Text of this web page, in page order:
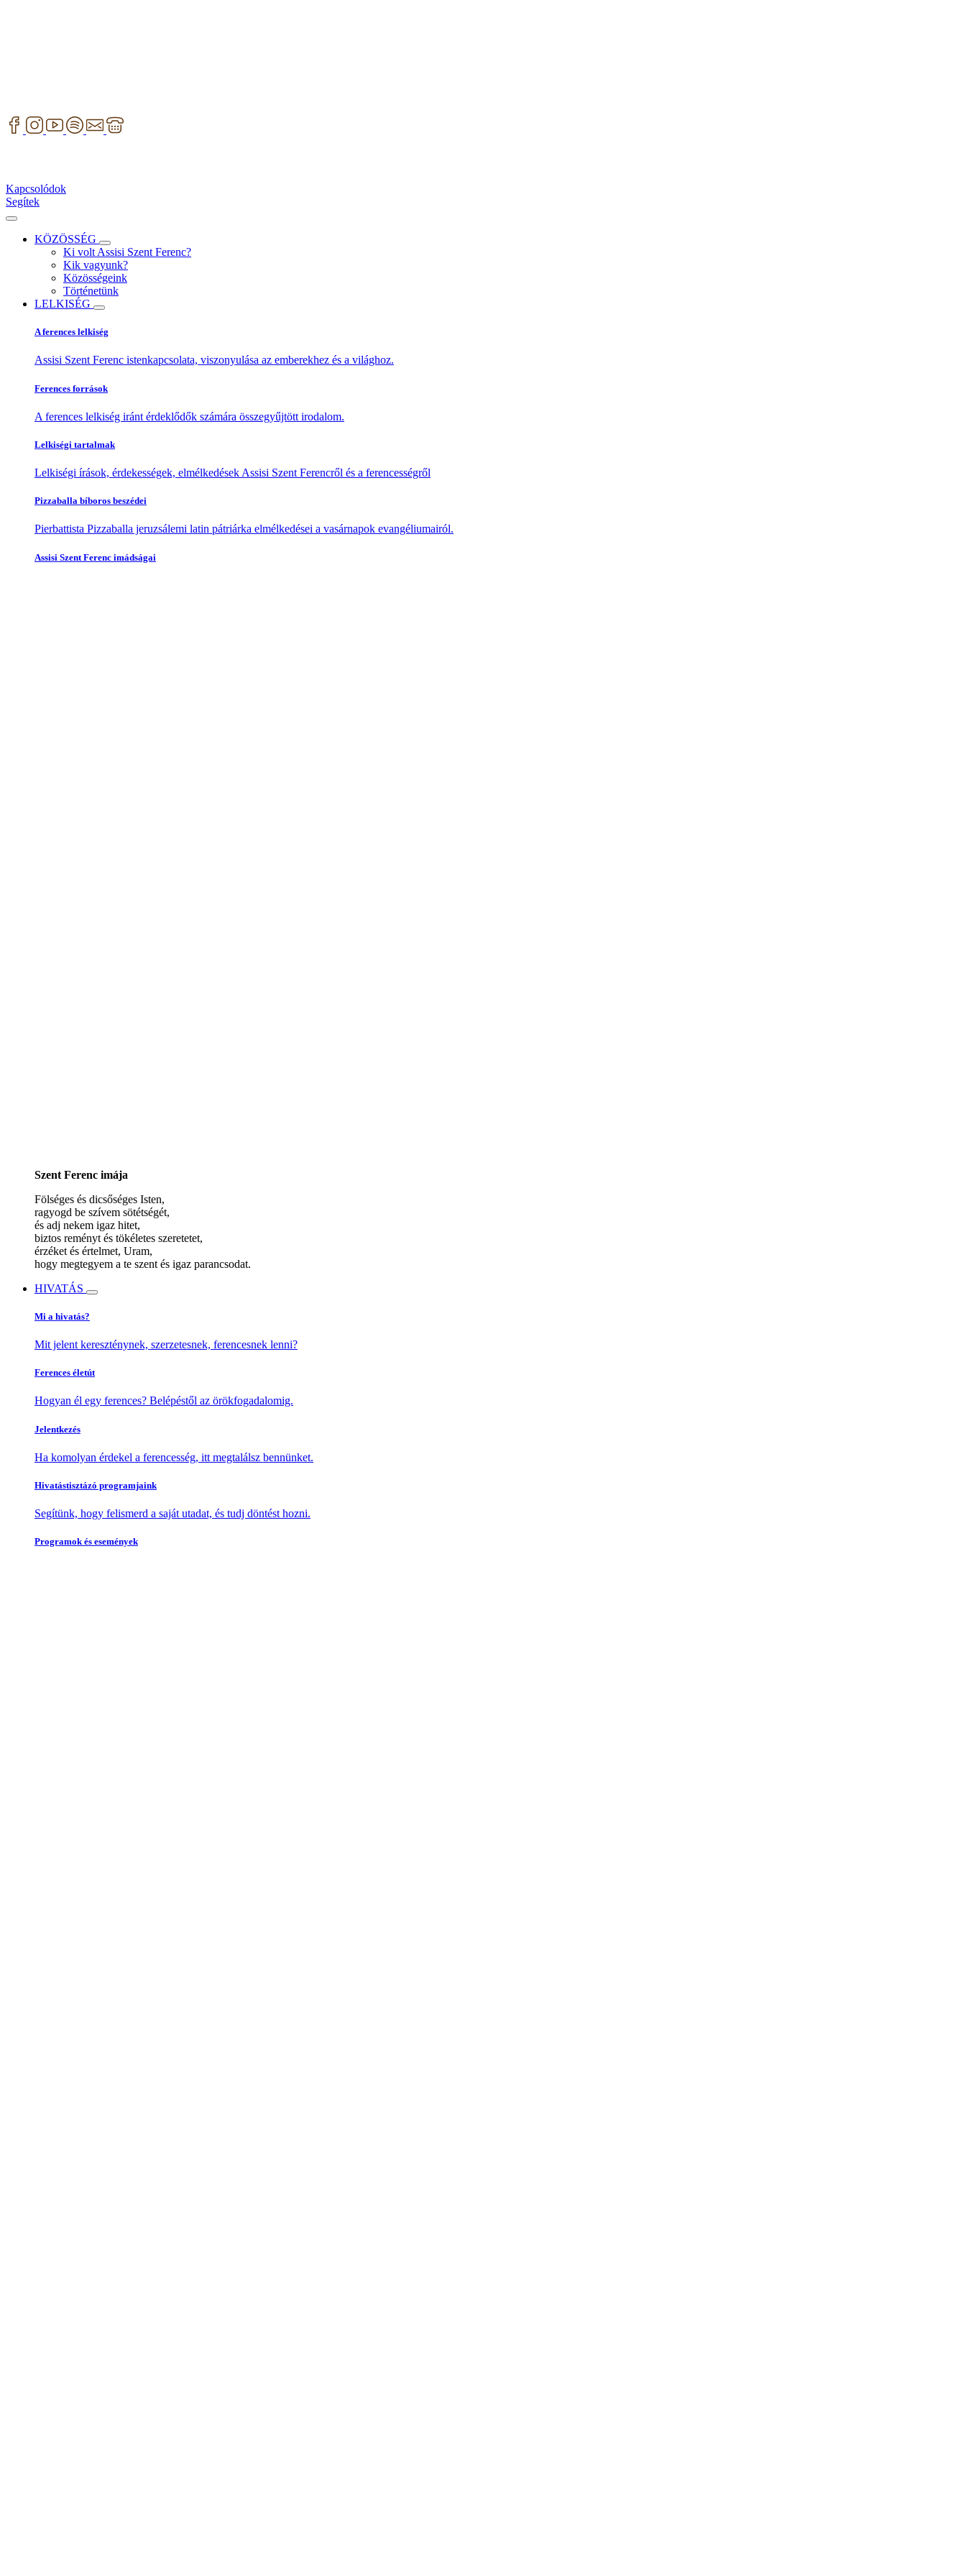
Kapcsolódok
Segítek
KÖZÖSSÉG
Ki volt Assisi Szent Ferenc?
Kik vagyunk?
Közösségeink
Történetünk
LELKISÉG
A ferences lelkiség
Assisi Szent Ferenc istenkapcsolata, viszonyulása az emberekhez és a világhoz.
Ferences források
A ferences lelkiség iránt érdeklődők számára összegyűjtött irodalom.
Lelkiségi tartalmak
Lelkiségi írások, érdekességek, elmélkedések Assisi Szent Ferencről és a ferencességről
Pizzaballa bíboros beszédei
Pierbattista Pizzaballa jeruzsálemi latin pátriárka elmélkedései a vasárnapok evangéliumairól.
Assisi Szent Ferenc imádságai
Szent Ferenc imája
Fölséges és dicsőséges Isten,
ragyogd be szívem sötétségét,
és adj nekem igaz hitet,
biztos reményt és tökéletes szeretetet,
érzéket és értelmet, Uram,
hogy megtegyem a te szent és igaz parancsodat.
HIVATÁS
Mi a hivatás?
Mit jelent kereszténynek, szerzetesnek, ferencesnek lenni?
Ferences életút
Hogyan él egy ferences? Belépéstől az örökfogadalomig.
Jelentkezés
Ha komolyan érdekel a ferencesség, itt megtalálsz bennünket.
Hivatástisztázó programjaink
Segítünk, hogy felismerd a saját utadat, és tudj döntést hozni.
Programok és események